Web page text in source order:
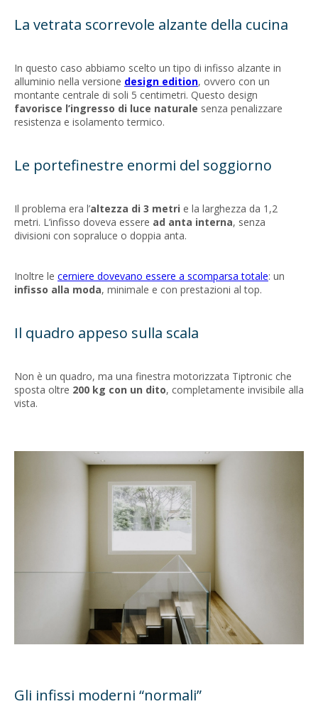
La vetrata scorrevole alzante della cucina
In questo caso abbiamo scelto un tipo di infisso alzante in
alluminio nella versione design edition, ovvero con un
montante centrale di soli 5 centimetri. Questo design
favorisce l’ingresso di luce naturale senza penalizzare
resistenza e isolamento termico.
Le portefinestre enormi del soggiorno
Il problema era l’altezza di 3 metri e la larghezza da 1,2
metri. L’infisso doveva essere ad anta interna, senza
divisioni con sopraluce o doppia anta.
Inoltre le cerniere dovevano essere a scomparsa totale: un
infisso alla moda, minimale e con prestazioni al top.
Il quadro appeso sulla scala
Non è un quadro, ma una finestra motorizzata Tiptronic che
sposta oltre 200 kg con un dito, completamente invisibile alla
vista.
Gli infissi moderni “normali”